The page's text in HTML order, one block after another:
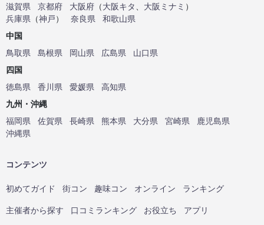
滋賀県
京都府 大阪府 （大阪キタ 大阪ミナミ ）
兵庫県 （神戸） 奈良県
和歌山県
中国
鳥取県
島根県 岡山県 広島県
山口県
四国
徳島県
香川県 愛媛県
高知県
九州・沖縄
福岡県
佐賀県 長崎県 熊本県 大分県 宮崎県
鹿児島県
沖縄県
コンテンツ
初めてガイド 街コン 趣味コン オンライン ランキング
主催者から探す 口コミランキング お役立ち アプリ